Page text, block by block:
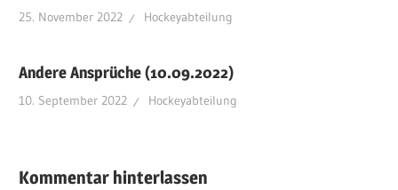
25. November 2022 Hockeyabteilung
Andere Ansprüche (10.09.2022)
10. September 2022 Hockeyabteilung
Kommentar hinterlassen